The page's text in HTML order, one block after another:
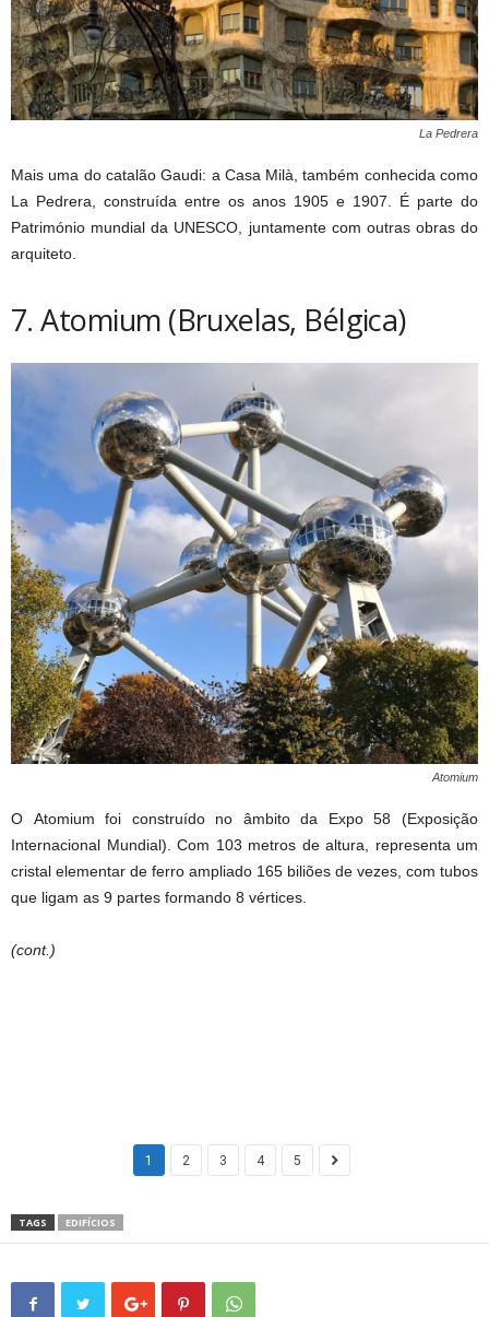
La Pedrera
Mais uma do catalão Gaudi: a Casa Milà, também conhecida como
La Pedrera, construída entre os anos 1905 e 1907. É parte do
Património mundial da UNESCO, juntamente com outras obras do
arquiteto.
7. Atomium (Bruxelas, Bélgica)
Atomium
O Atomium foi construído no âmbito da Expo 58 (Exposição
Internacional Mundial). Com 103 metros de altura, representa um
cristal elementar de ferro ampliado 165 biliões de vezes, com tubos
que ligam as 9 partes formando 8 vértices.
(cont.)
1 2 3 4 5
TAGS EDIFÍCIOS